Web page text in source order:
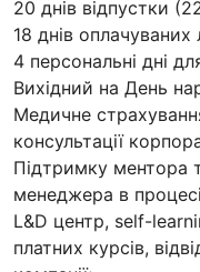
20 днів відпустки
18 днів оплачуваних
4 персональні дні
Вихідний на День
Медичне
консультації
Підтримку ментора
менеджера в
L&D центр, self-
платних курсів,